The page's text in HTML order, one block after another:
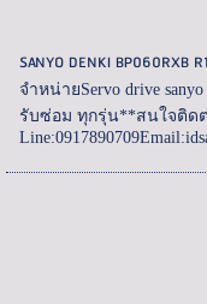
SANYO DENKI BP060RXB R1
จำหน่ายServo drive
รับซ่อม ทุกรุ่น**สนใจติดต่